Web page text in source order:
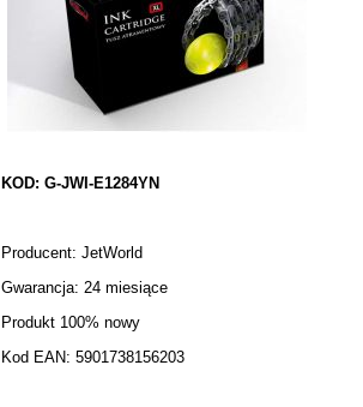
KOD: G-JWI-E1284YN
Producent: JetWorld
Gwarancja: 24 miesiące
Produkt 100% nowy
Kod EAN: 5901738156203